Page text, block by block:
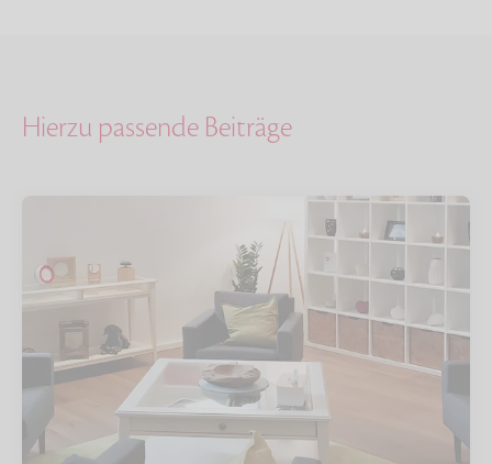
Hierzu passende Beiträge